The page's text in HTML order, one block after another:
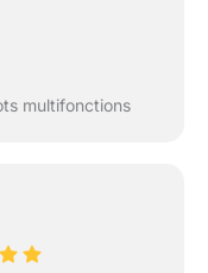
multifonctions